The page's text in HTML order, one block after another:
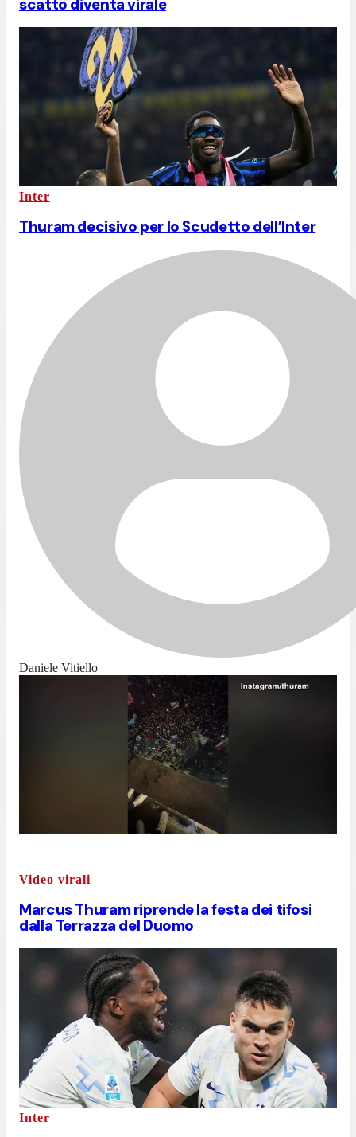
scatto diventa virale
Inter
Thuram decisivo per lo Scudetto dell’Inter
Daniele Vitiello
Video virali
Marcus Thuram riprende la festa dei tifosi
dalla Terrazza del Duomo
Inter